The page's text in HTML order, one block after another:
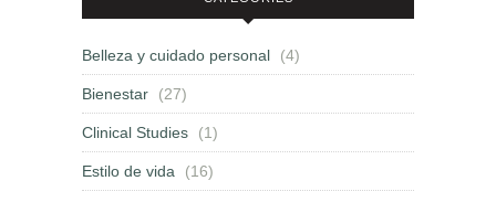
Belleza y cuidado personal (4)
Bienestar (27)
Clinical Studies (1)
Estilo de vida (16)